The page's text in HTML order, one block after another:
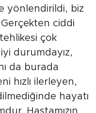
yönlendirildi, biz
Gerçekten ciddi
tehlikesi çok
durumdayız,
da burada
hızlı ilerleyen,
hayatı